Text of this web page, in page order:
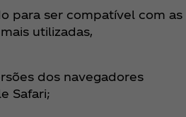
para ser compatível com as
utilizadas,
dos navegadores
Safari;